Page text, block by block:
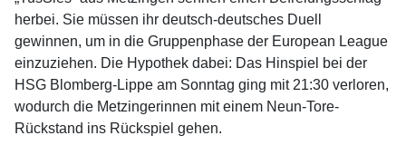
herbei. Sie müssen ihr deutsch-deutsches Duell
gewinnen, um in die Gruppenphase der European League
einzuziehen. Die Hypothek dabei: Das Hinspiel bei der
HSG Blomberg-Lippe am Sonntag ging mit 21:30 verloren,
wodurch die Metzingerinnen mit einem Neun-Tore-
Rückstand ins Rückspiel gehen.